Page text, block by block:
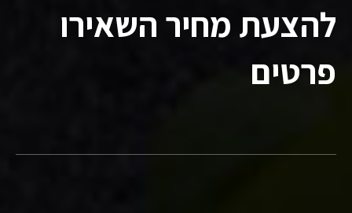
להצעת מחיר השאירו
פרטים